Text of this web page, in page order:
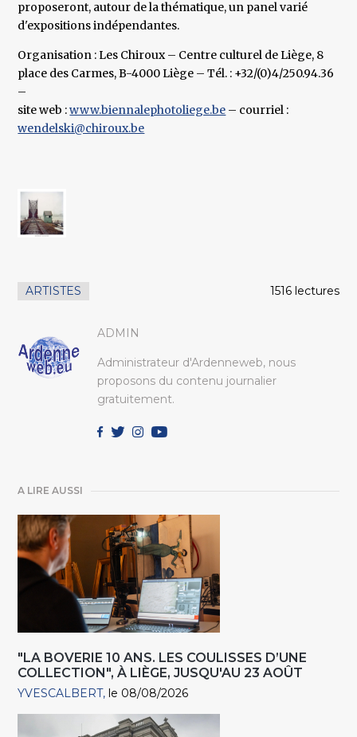
proposeront, autour de la thématique, un panel varié
d'expositions indépendantes.
Organisation : Les Chiroux – Centre culturel de Liège, 8
place des Carmes, B-4000 Liège – Tél. : +32/(0)4/250.94.36
–
site web :www.biennalephotoliege.be – courriel :
wendelski@chiroux.be
ARTISTES 1516 lectures
ADMIN
Administrateur d'Ardenneweb, nous
proposons du contenu journalier
gratuitement.
A LIRE AUSSI
"LA BOVERIE 10 ANS. LES COULISSES D’UNE
COLLECTION", À LIÈGE, JUSQU'AU 23 AOÛT
YVESCALBERT le 08/08/2026